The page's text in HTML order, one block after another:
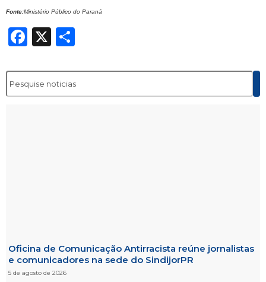
Fonte:Ministério Público do Paraná
Facebook
X
Oficina de Comunicação Antirracista reúne jornalistas
e comunicadores na sede do SindijorPR
5 de agosto de 2026